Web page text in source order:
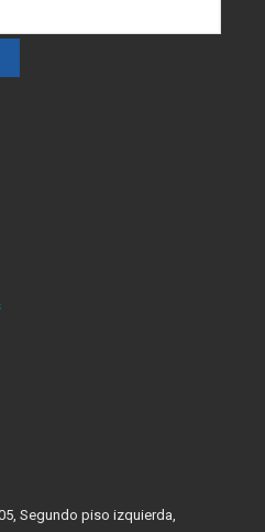
Segundo piso izquierda,